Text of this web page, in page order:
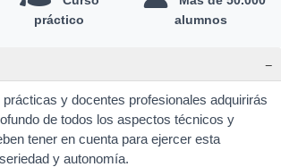
práctico
alumnos
y docentes profesionales adquirirás
de todos los aspectos técnicos y
tener en cuenta para ejercer esta
y autonomía.